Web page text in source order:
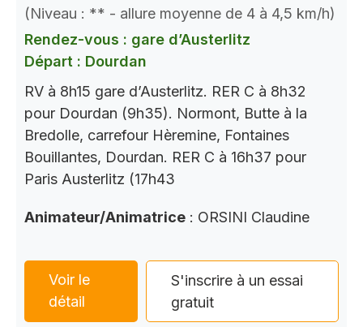
(Niveau : ** - allure moyenne de 4 à 4,5 km/h)
Rendez-vous : gare d’Austerlitz
Départ : Dourdan
RV à 8h15 gare d’Austerlitz. RER C à 8h32
pour Dourdan (9h35). Normont, Butte à la
Bredolle, carrefour Hèremine, Fontaines
Bouillantes, Dourdan. RER C à 16h37 pour
Paris Austerlitz (17h43
Animateur/Animatrice : ORSINI Claudine
Voir le
détail
S'inscrire à un essai
gratuit